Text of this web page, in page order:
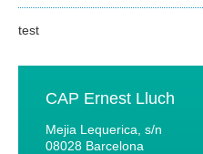
test
CAP Ernest Lluch
Mejia Lequerica, s/n
08028 Barcelona